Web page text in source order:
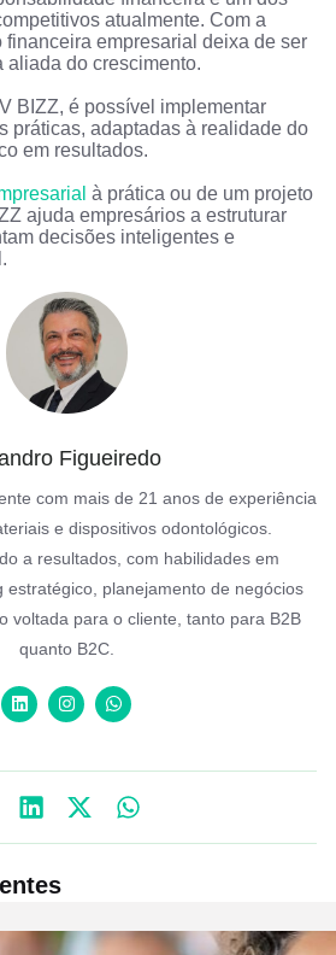
atualmente. Com a
financeira empresarial deixa de ser
aliada do crescimento.
BIZZ, é possível implementar
práticas, adaptadas à realidade do
em resultados.
à prática ou de um projeto
ajuda empresários a estruturar
decisões inteligentes e
Figueiredo
com mais de 21 anos de experiência
e dispositivos odontológicos.
a resultados, com habilidades em
estratégico, planejamento de negócios
voltada para o cliente, tanto para B2B
quanto B2C.